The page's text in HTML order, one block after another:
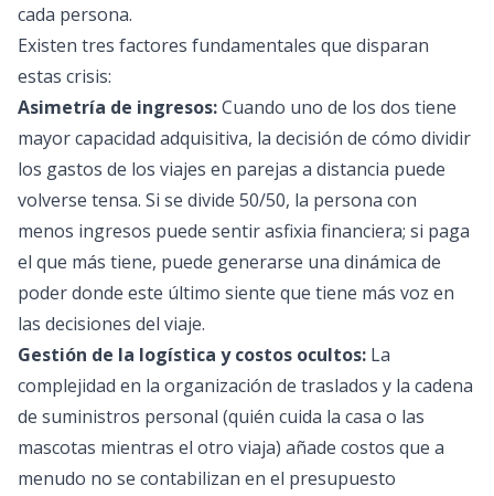
cada persona.
Existen tres factores fundamentales que disparan
estas crisis:
Asimetría de ingresos:Cuando uno de los dos tiene
mayor capacidad adquisitiva, la decisión de cómo dividir
los gastos de los viajes en parejas a distancia puede
volverse tensa. Si se divide 50/50, la persona con
menos ingresos puede sentir asfixia financiera; si paga
el que más tiene, puede generarse una dinámica de
poder donde este último siente que tiene más voz en
las decisiones del viaje.
Gestión de la logística y costos ocultos: La
complejidad en la organización de traslados y la cadena
de suministros personal (quién cuida la casa o las
mascotas mientras el otro viaja) añade costos que a
menudo no se contabilizan en el presupuesto